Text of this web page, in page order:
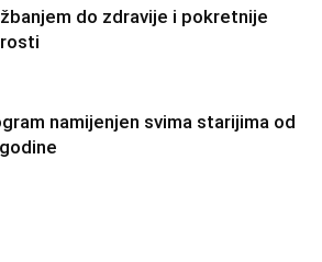
do zdravije i pokretnije
namijenjen svima starijima od